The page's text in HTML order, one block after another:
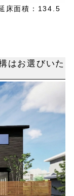
床面積：134.5
はお選びいた